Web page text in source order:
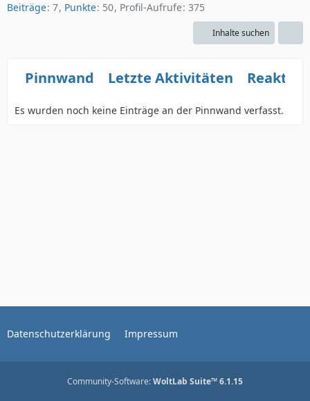
Beiträge 7 Punkte 50 Profil-Aufrufe 375
Inhalte suchen
Pinnwand Letzte Aktivitäten
Es wurden noch keine Einträge an der Pinnwand verfasst.
Datenschutzerklärung Impressum
Community-Software:WoltLab Suite™ 6.1.15